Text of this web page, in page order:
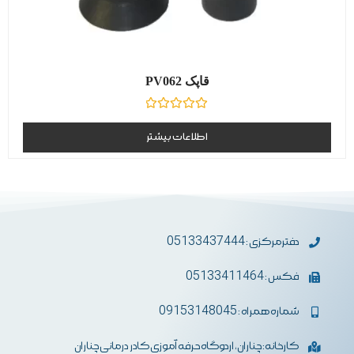
قاپک PV062
0
از
5
اطلاعات بیشتر
دفترمرکزی : 05133437444
فکس : 05133411464
شماره همراه : 09153148045
کارخانه: چناران، اردوگاه حرفه آموزی کادر درمانی چناران